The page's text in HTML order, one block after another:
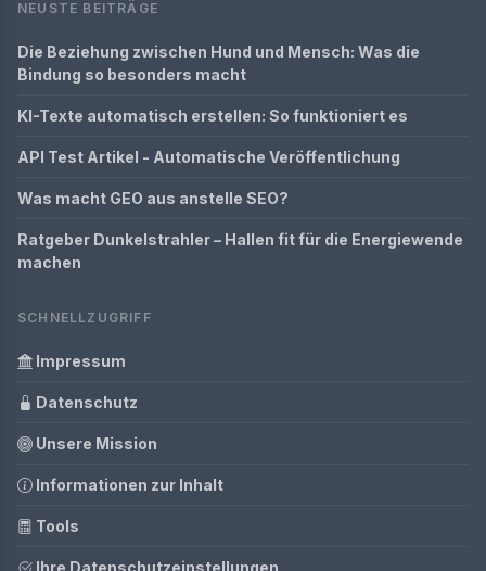
NEUSTE BEITRÄGE
Die Beziehung zwischen Hund und Mensch: Was die
Bindung so besonders macht
KI-Texte automatisch erstellen: So funktioniert es
API Test Artikel - Automatische Veröffentlichung
Was macht GEO aus anstelle SEO?
Ratgeber Dunkelstrahler – Hallen fit für die Energiewende
machen
SCHNELLZUGRIFF
Impressum
Datenschutz
Unsere Mission
Informationen zur Inhalt
Tools
Ihre Datenschutzeinstellungen